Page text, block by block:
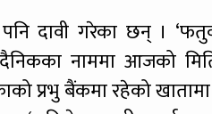
दावी गरेका छन् ।
नाममा आजको
प्रभु बैंकमा रहेको